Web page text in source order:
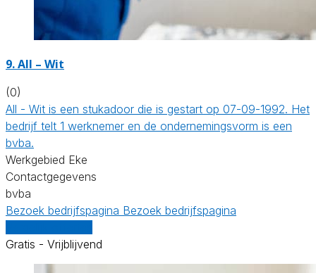
9. All – Wit
(0)
All - Wit is een stukadoor die is gestart op 07-09-1992. Het
bedrijf telt 1 werknemer en de ondernemingsvorm is een
bvba.
Werkgebied Eke
Contactgegevens
bvba
Bezoek bedrijfspagina Bezoek bedrijfspagina
Gratis - Vrijblijvend